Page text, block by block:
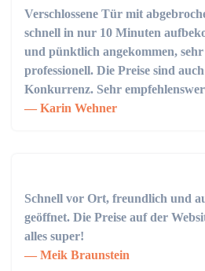
Verschlossene Tür mit
schnell in nur 10 Minuten
und pünktlich angekommen,
professionell. Die Preise sind
Konkurrenz. Sehr
Karin Wehner
Schnell vor Ort, freundlich und
geöffnet. Die Preise auf der
alles super!
Meik Braunstein